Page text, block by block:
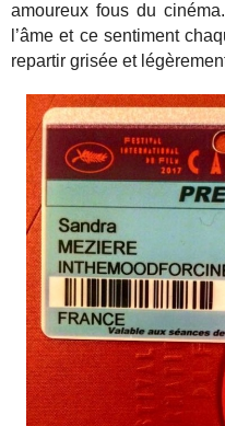
amoureux fous du
l’âme et ce sentiment
repartir grisée et